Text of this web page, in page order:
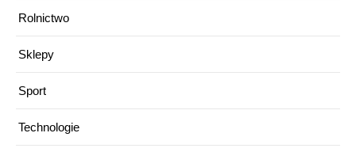
Rolnictwo
Sklepy
Sport
Technologie